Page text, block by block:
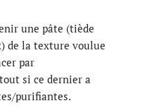
une pâte (tiède
de la texture voulue
par
si ce dernier a
purifiantes.